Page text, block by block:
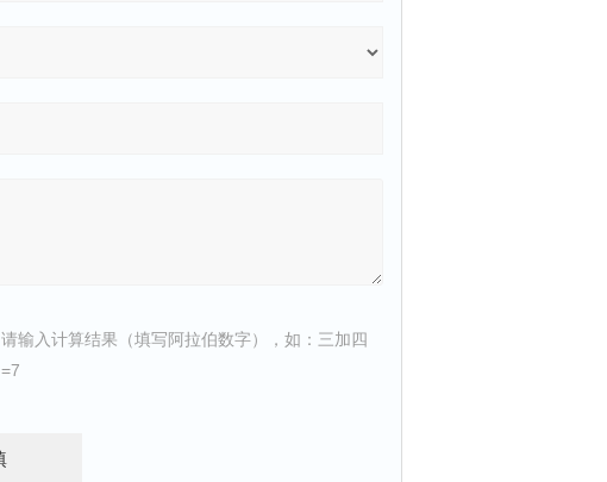
请输入计算结果（填写阿拉伯数字），如：三加四
=7